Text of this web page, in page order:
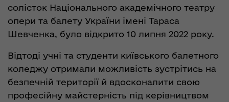
солісток Національного академічного театру
опери та балету України імені Тараса
Шевченка, було відкрито 10 липня 2022 року.
Відтоді учні та студенти київського балетного
коледжу отримали можливість зустрітись на
безпечній території й вдосконалити свою
професійну майстерність під керівництвом